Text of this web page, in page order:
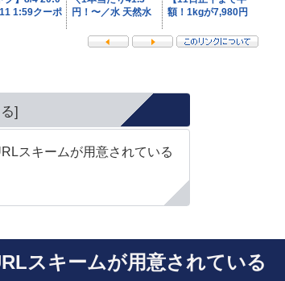
スキームが用意されている
スキームが用意されている